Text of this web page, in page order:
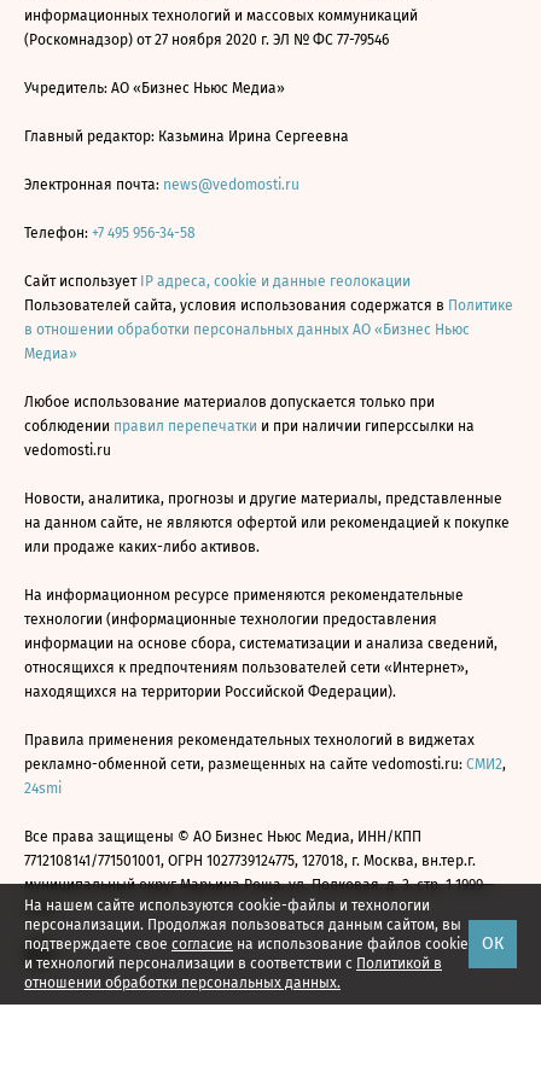
На нашем сайте используются cookie-файлы и технологии
персонализации. Продолжая пользоваться данным сайтом, вы
подтверждаете свое согласие на использование файлов cookie
и технологий персонализации в соответствии с Политикой в
отношении обработки персональных данных.
ОК
информационных технологий и массовых коммуникаций
(Роскомнадзор) от 27 ноября 2020 г. ЭЛ № ФС 77-79546
Учредитель: АО «Бизнес Ньюс Медиа»
Главный редактор: Казьмина Ирина Сергеевна
Электронная почта: news@vedomosti.ru
Телефон: +7 495 956-34-58
Сайт использует IP адреса, cookie и данные геолокации
Пользователей сайта, условия использования содержатся в Политике
в отношении обработки персональных данных АО «Бизнес Ньюс
Медиа»
Любое использование материалов допускается только при
соблюдении правил перепечатки и при наличии гиперссылки на
vedomosti.ru
Новости, аналитика, прогнозы и другие материалы, представленные
на данном сайте, не являются офертой или рекомендацией к покупке
или продаже каких-либо активов.
На информационном ресурсе применяются рекомендательные
технологии (информационные технологии предоставления
информации на основе сбора, систематизации и анализа сведений,
относящихся к предпочтениям пользователей сети «Интернет»,
находящихся на территории Российской Федерации).
Правила применения рекомендательных технологий в виджетах
рекламно-обменной сети, размещенных на сайте vedomosti.ru: СМИ2,
24smi
Все права защищены © АО Бизнес Ньюс Медиа, ИНН/КПП
7712108141/771501001, ОГРН 1027739124775, 127018, г. Москва, вн.тер.г.
муниципальный округ Марьина Роща, ул. Полковая, д. 3, стр. 1 1999—
2026